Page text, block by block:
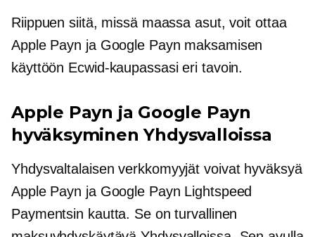
Riippuen siitä, missä maassa asut, voit ottaa
Apple Payn ja Google Payn maksamisen
käyttöön Ecwid-kaupassasi eri tavoin.
Apple Payn ja Google Payn
hyväksyminen Yhdysvalloissa
Yhdysvaltalaisen verkkomyyjät voivat hyväksyä
Apple Payn ja Google Payn Lightspeed
Paymentsin kautta. Se on turvallinen